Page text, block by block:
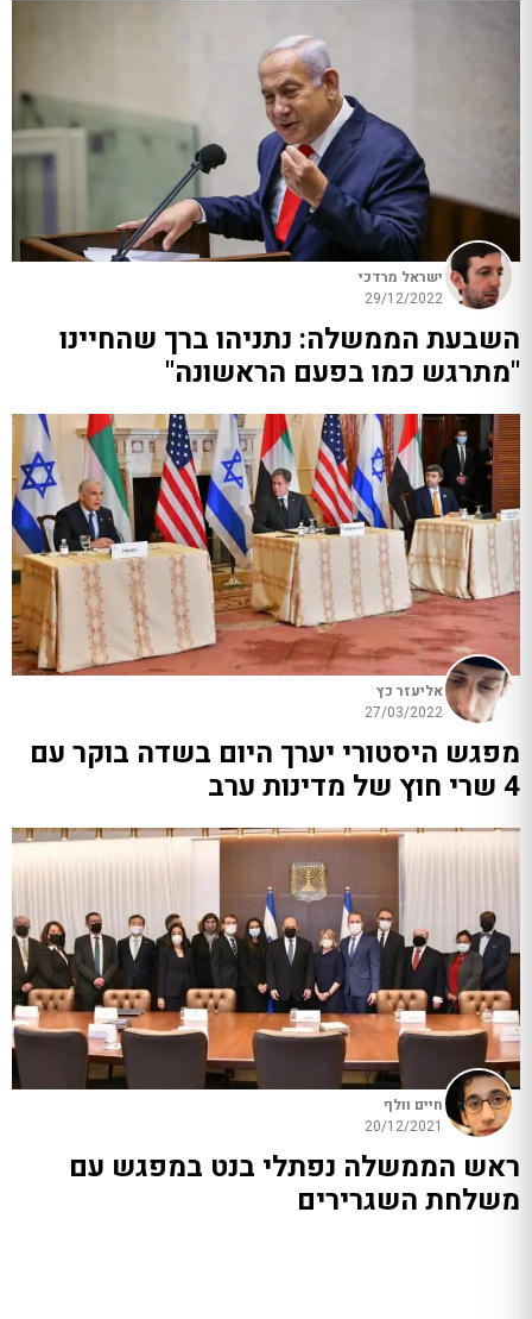
ישראל מרדכי
29/12/2022
השבעת הממשלה: נתניהו ברך שהחיינו
"מתרגש כמו בפעם הראשונה"
אליעזר כץ
27/03/2022
מפגש היסטורי יערך היום בשדה בוקר עם
4 שרי חוץ של מדינות ערב
חיים וולף
20/12/2021
ראש הממשלה נפתלי בנט במפגש עם
משלחת השגרירים